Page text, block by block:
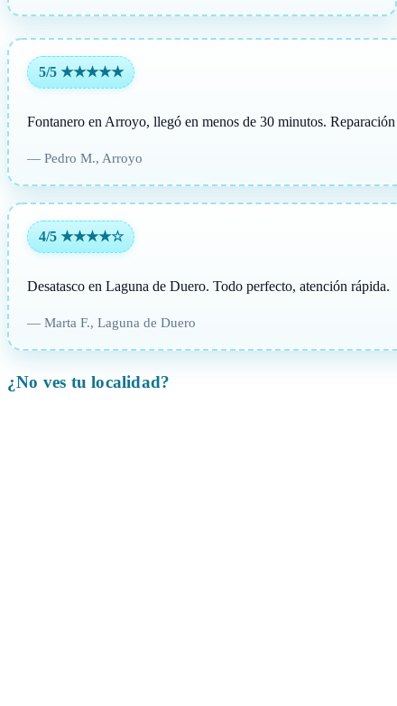
5/5 ★★★★★
Fontanero en Arroyo, llegó en menos de 30 minutos.
— Pedro M., Arroyo
4/5 ★★★★☆
Desatasco en Laguna de Duero. Todo perfecto, atención rápida.
— Marta F., Laguna de Duero
¿No ves tu localidad?